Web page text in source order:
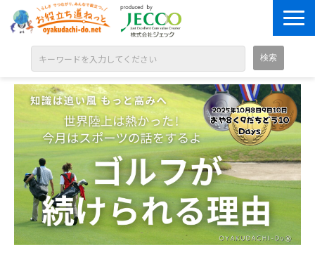
ABOUT
目的別に探す
ジャンル別に探す
シリーズ別に探す
OPEN BADGE
GALLERY
お知らせ